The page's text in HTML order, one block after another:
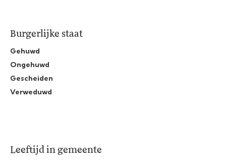
Burgerlijke staat
Gehuwd
Ongehuwd
Gescheiden
Verweduwd
Leeftijd in gemeente